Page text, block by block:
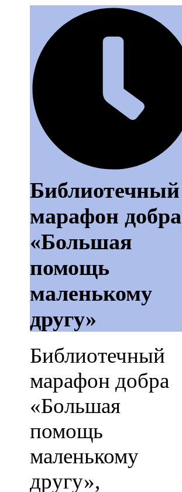
Библиотечный
марафон добра
«Большая
помощь
маленькому
другу»
Библиотечный
марафон добра
«Большая
помощь
маленькому
другу»,